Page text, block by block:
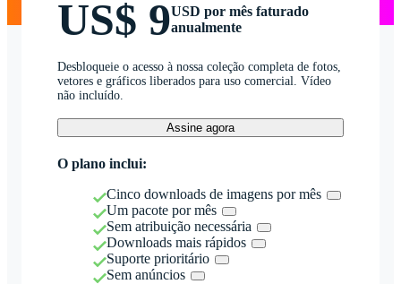
US$ 9USD por mês faturado
anualmente
Desbloqueie o acesso à nossa coleção completa de fotos,
vetores e gráficos liberados para uso comercial. Vídeo
não incluído.
Assine agora
O plano inclui:
Cinco downloads de imagens por mês
Um pacote por mês
Sem atribuição necessária
Downloads mais rápidos
Suporte prioritário
Sem anúncios